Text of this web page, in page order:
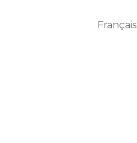
Français